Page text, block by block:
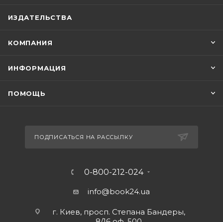
ИЗДАТЕЛЬСТВА
КОМПАНИЯ
ИНФОРМАЦИЯ
ПОМОЩЬ
ПОДПИСАТЬСЯ НА РАССЫЛКУ
0-800-212-024
info@book24.ua
г. Киев, просп. Степана Бандеры,